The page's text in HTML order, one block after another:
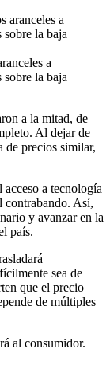
a
la baja
a la mitad, de
Al dejar de
de precios similar,
a tecnología
contrabando. Así,
y avanzar en la
país.
sea de
que el precio
de múltiples
al consumidor.